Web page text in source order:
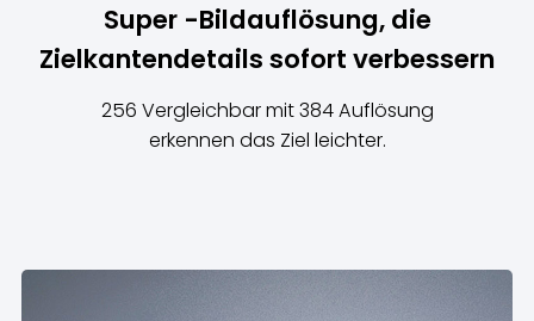
Super -Bildauflösung, die
Zielkantendetails sofort verbessern
256 Vergleichbar mit 384 Auflösung
erkennen das Ziel leichter.